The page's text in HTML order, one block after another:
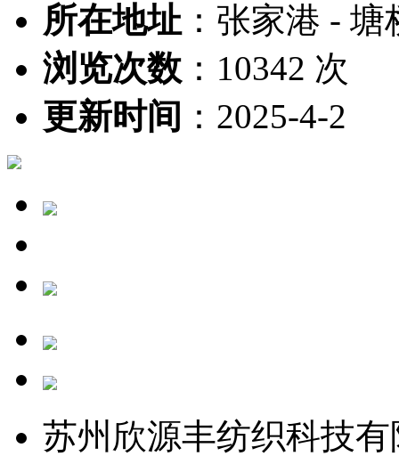
所在地址 ： 张家港 - 塘
浏览次数 ： 10342 次
更新时间 ： 2025-4-2
苏州欣源丰纺织科技